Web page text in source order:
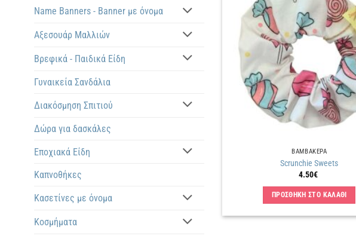
Name Banners - Banner με όνομα
Αξεσουάρ Μαλλιών
Βρεφικά - Παιδικά Είδη
Γυναικεία Σανδάλια
Διακόσμηση Σπιτιού
Δώρα για δασκάλες
Εποχιακά Είδη
Καπνοθήκες
Κασετίνες με όνομα
Κοσμήματα
ΒΑΜΒΑΚΕΡΑ
Scrunchie Sweets
4.50€
ΠΡΟΣΘΗΚΗ ΣΤΟ ΚΑΛΑΘΙ